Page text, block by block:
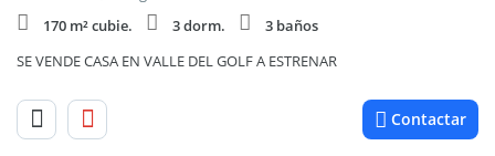
170 m² cubie.
3 dorm.
3 baños
SE VENDE CASA EN VALLE DEL GOLF A ESTRENAR
Contactar